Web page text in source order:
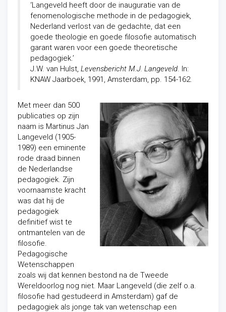
‘Langeveld heeft door de inauguratie van de
fenomenologische methode in de pedagogiek,
Nederland verlost van de gedachte, dat een
goede theologie en goede filosofie automatisch
garant waren voor een goede theoretische
pedagogiek.’
J.W. van Hulst, Levensbericht M.J. Langeveld. In:
KNAW Jaarboek, 1991, Amsterdam, pp. 154-162.
Met meer dan 500
publicaties op zijn
naam is Martinus Jan
Langeveld (1905-
1989) een eminente
rode draad binnen
de Nederlandse
pedagogiek. Zijn
voornaamste kracht
was dat hij de
pedagogiek
definitief wist te
ontmantelen van de
filosofie.
Pedagogische
Wetenschappen
zoals wij dat kennen bestond na de Tweede
Wereldoorlog nog niet. Maar Langeveld (die zelf o.a.
filosofie had gestudeerd in Amsterdam) gaf de
pedagogiek als jonge tak van wetenschap een